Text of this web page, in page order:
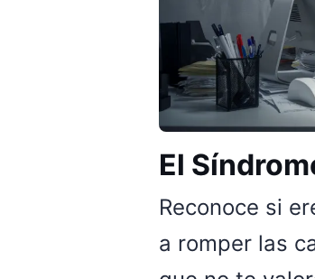
El
Reconoce si
a romper las